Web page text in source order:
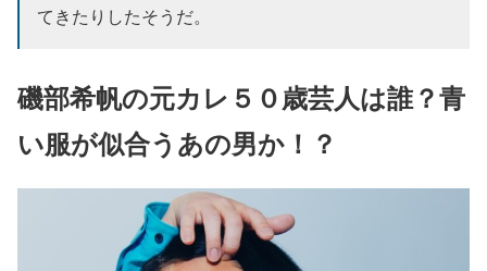
てきたりしたそうだ。
磯部希帆の元カレ５０歳芸人は誰？青
い服が似合うあの男か！？